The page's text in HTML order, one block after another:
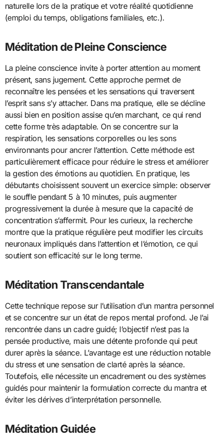
naturelle lors de la pratique et votre réalité quotidienne
(emploi du temps, obligations familiales, etc.).
Méditation de Pleine Conscience
La pleine conscience invite à porter attention au moment
présent, sans jugement. Cette approche permet de
reconnaître les pensées et les sensations qui traversent
l’esprit sans s’y attacher. Dans ma pratique, elle se décline
aussi bien en position assise qu’en marchant, ce qui rend
cette forme très adaptable. On se concentre sur la
respiration, les sensations corporelles ou les sons
environnants pour ancrer l’attention. Cette méthode est
particulièrement efficace pour réduire le stress et améliorer
la gestion des émotions au quotidien. En pratique, les
débutants choisissent souvent un exercice simple: observer
le souffle pendant 5 à 10 minutes, puis augmenter
progressivement la durée à mesure que la capacité de
concentration s’affermit. Pour les curieux, la recherche
montre que la pratique régulière peut modifier les circuits
neuronaux impliqués dans l’attention et l’émotion, ce qui
soutient son efficacité sur le long terme.
Méditation Transcendantale
Cette technique repose sur l’utilisation d’un mantra personnel
et se concentre sur un état de repos mental profond. Je l’ai
rencontrée dans un cadre guidé; l’objectif n’est pas la
pensée productive, mais une détente profonde qui peut
durer après la séance. L’avantage est une réduction notable
du stress et une sensation de clarté après la séance.
Toutefois, elle nécessite un encadrement ou des systèmes
guidés pour maintenir la formulation correcte du mantra et
éviter les dérives d’interprétation personnelle.
Méditation Guidée